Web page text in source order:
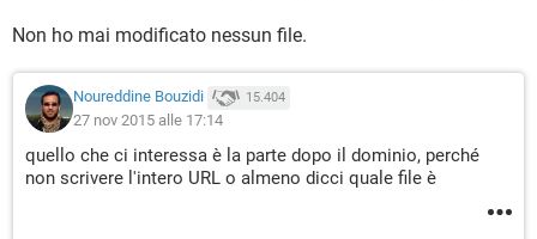
Non ho mai modificato nessun file.
Noureddine Bouzidi 15.404
27 nov 2015 alle 17:14
quello che ci interessa è la parte dopo il dominio, perché
non scrivere l'intero URL o almeno dicci quale file è